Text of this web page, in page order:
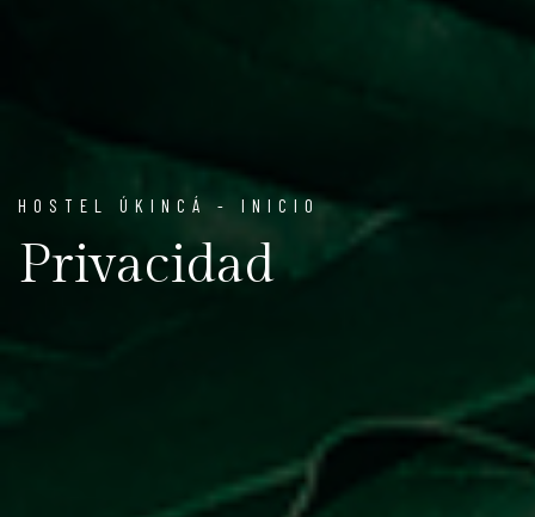
HOSTEL ÚKINCÁ - INICIO
Privacidad